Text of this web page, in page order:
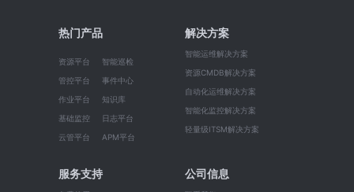
热门产品
资源平台
管控平台
作业平台
基础监控
云管平台
智能巡检
事件中心
知识库
日志平台
APM平台
解决方案
智能运维解决方案
资源CMDB解决方案
自动化运维解决方案
智能化监控解决方案
轻量级ITSM解决方案
服务支持 公司信息